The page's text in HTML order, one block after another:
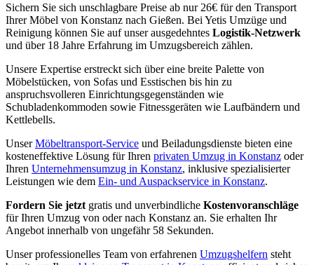
Sichern Sie sich unschlagbare Preise ab nur 26€ für den Transport
Ihrer Möbel von Konstanz nach Gießen. Bei Yetis Umzüge und
Reinigung können Sie auf unser ausgedehntes Logistik-Netzwerk
und über 18 Jahre Erfahrung im Umzugsbereich zählen.
Unsere Expertise erstreckt sich über eine breite Palette von
Möbelstücken, von Sofas und Esstischen bis hin zu
anspruchsvolleren Einrichtungsgegenständen wie
Schubladenkommoden sowie Fitnessgeräten wie Laufbändern und
Kettlebells.
UnserMöbeltransport-Service und Beiladungsdienste bieten eine
kosteneffektive Lösung für Ihren privaten Umzug in Konstanz oder
Ihren Unternehmensumzug in Konstanz, inklusive spezialisierter
Leistungen wie dem Ein- und Auspackservice in Konstanz.
Fordern Sie jetzt gratis und unverbindliche Kostenvoranschläge
für Ihren Umzug von oder nach Konstanz an. Sie erhalten Ihr
Angebot innerhalb von ungefähr 58 Sekunden.
Unser professionelles Team von erfahrenen Umzugshelfern steht